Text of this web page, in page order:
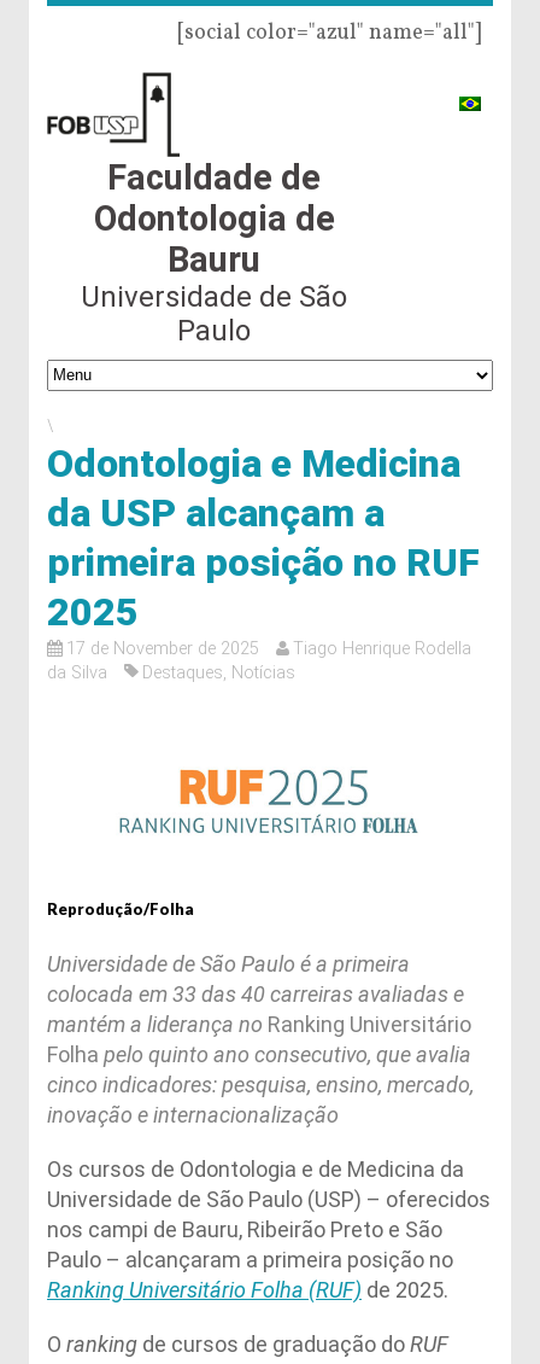
[social color="azul" name="all"]
Faculdade de
Odontologia de
Bauru
Universidade de São
Paulo
\
Odontologia e Medicina
da USP alcançam a
primeira posição no RUF
2025
17 de November de 2025
Tiago Henrique Rodella
da Silva
Destaques, Notícias
Reprodução/Folha
Universidade de São Paulo é a primeira
colocada em 33 das 40 carreiras avaliadas e
mantém a liderança no Ranking Universitário
Folha pelo quinto ano consecutivo, que avalia
cinco indicadores: pesquisa, ensino, mercado,
inovação e internacionalização
Os cursos de Odontologia e de Medicina da
Universidade de São Paulo (USP) – oferecidos
nos campi de Bauru, Ribeirão Preto e São
Paulo – alcançaram a primeira posição no
Ranking Universitário Folha (RUF) de 2025.
O ranking de cursos de graduação doRUF